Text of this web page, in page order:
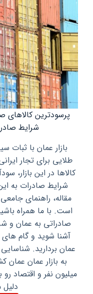
پرسودترین کالاهای
شرایط
بازار عمان با
طلایی برای تجار
کالاها در این بازار،
شرایط صادرات به
مقاله، راهنمای
است. با ما همراه
صادراتی به عمان و
آشنا شوید و گام های
عمان بردارید.
میلیون نفر و اقتصاد